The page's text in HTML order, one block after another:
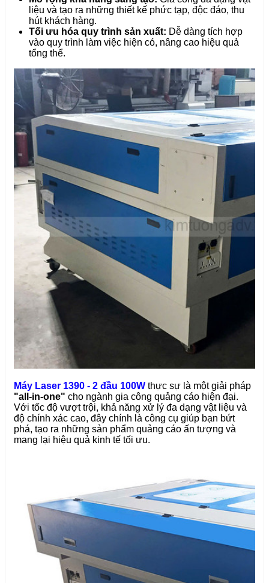
liệu và tạo ra những thiết kế phức tạp, độc đáo, thu
hút khách hàng.
Tối ưu hóa quy trình sản xuất: Dễ dàng tích hợp
vào quy trình làm việc hiện có, nâng cao hiệu quả
tổng thể.
Máy Laser 1390 - 2 đầu 100W thực sự là một giải pháp
"all-in-one" cho ngành gia công quảng cáo hiện đại.
Với tốc độ vượt trội, khả năng xử lý đa dạng vật liệu và
độ chính xác cao, đây chính là công cụ giúp bạn bứt
phá, tạo ra những sản phẩm quảng cáo ấn tượng và
mang lại hiệu quả kinh tế tối ưu.